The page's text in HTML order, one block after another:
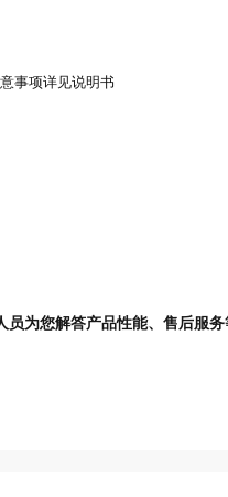
事项详见说明书
为您解答产品性能、售后服